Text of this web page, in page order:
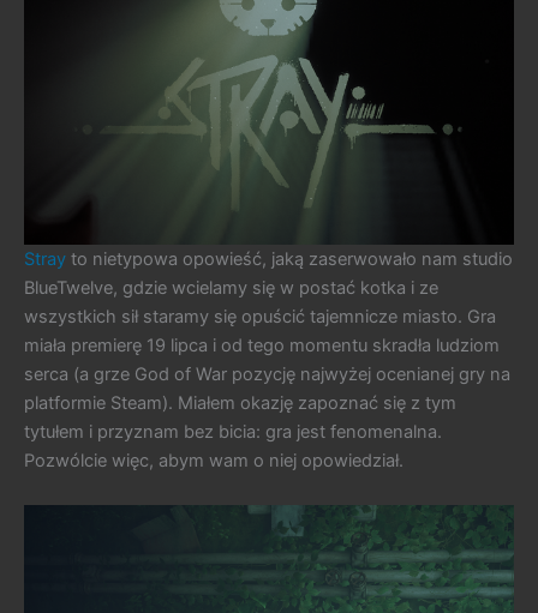
Stray to nietypowa opowieść, jaką zaserwowało nam studio
BlueTwelve, gdzie wcielamy się w postać kotka i ze
wszystkich sił staramy się opuścić tajemnicze miasto. Gra
miała premierę 19 lipca i od tego momentu skradła ludziom
serca (a grze God of War pozycję najwyżej ocenianej gry na
platformie Steam). Miałem okazję zapoznać się z tym
tytułem i przyznam bez bicia: gra jest fenomenalna.
Pozwólcie więc, abym wam o niej opowiedział.